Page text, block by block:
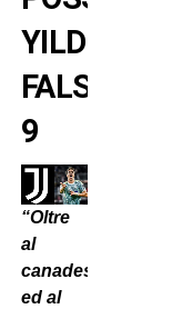
YILDIZ
FALSO
9
“Oltre
al
canadese
ed al